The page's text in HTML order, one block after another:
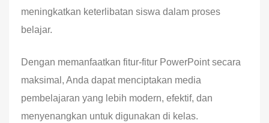
meningkatkan keterlibatan siswa dalam proses
belajar.
Dengan memanfaatkan fitur-fitur PowerPoint secara
maksimal, Anda dapat menciptakan media
pembelajaran yang lebih modern, efektif, dan
menyenangkan untuk digunakan di kelas.